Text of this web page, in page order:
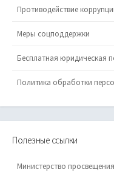
Противодействие
Меры соцподдержки
Бесплатная юридическая
Политика обработки
Полезные ссылки
Министерство просвещения